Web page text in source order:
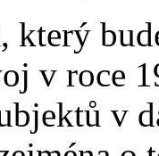
který
v roce
v